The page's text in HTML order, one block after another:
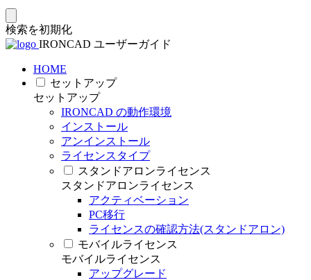
検索を初期化
IRONCAD ユーザーガイド
HOME
セットアップ
セットアップ
IRONCAD の動作環境
インストール
アンインストール
ライセンスタイプ
スタンドアロンライセンス
スタンドアロンライセンス
アクティベーション
PC移行
ライセンスの確認方法(スタンドアロン)
モバイルライセンス
モバイルライセンス
アップグレード